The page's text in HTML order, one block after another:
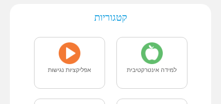
קטגוריות
למידה אינטרקטיבית אפליקציות נגישות